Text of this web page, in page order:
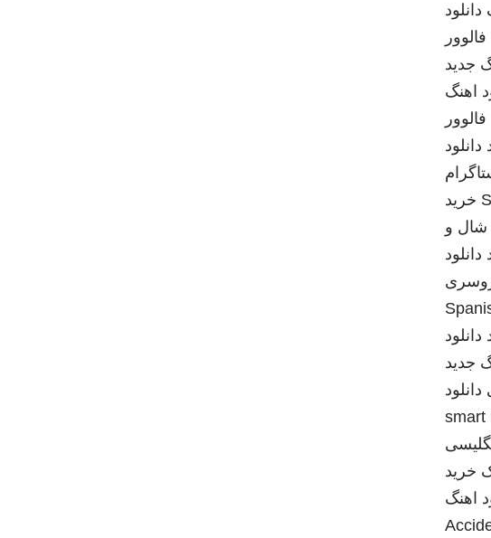
دانلود
جدید
اهنگ
دانلود
خرید
شال و
دانلود
دانلود
جدید
دانلود
smart
خرید
اهنگ